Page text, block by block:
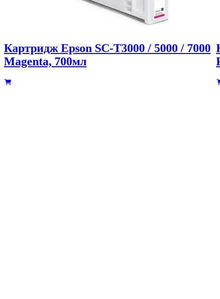
Картридж Epson SC-T3000 / 5000 / 7000
Magenta, 700мл